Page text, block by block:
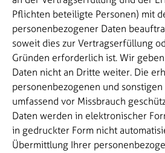
Pflichten beteiligte Personen) mit
personenbezogener Daten
soweit dies zur Vertragserfüllung
Gründen erforderlich ist. Wir
Daten nicht an Dritte weiter. Die
personenbezogenen und sonstigen
umfassend vor Missbrauch
Daten werden in elektronischer
in gedruckter Form nicht
Übermittlung Ihrer